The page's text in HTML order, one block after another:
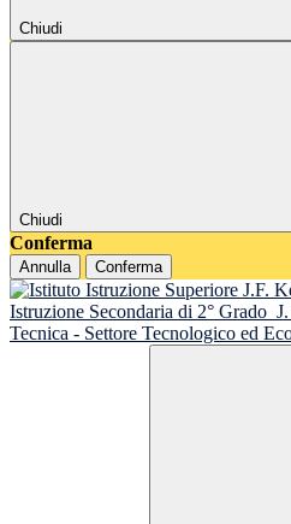
Chiudi
Chiudi
Conferma
Annulla Conferma
Istruzione Secondaria di 2° Grado
Tecnica - Settore Tecnologico ed